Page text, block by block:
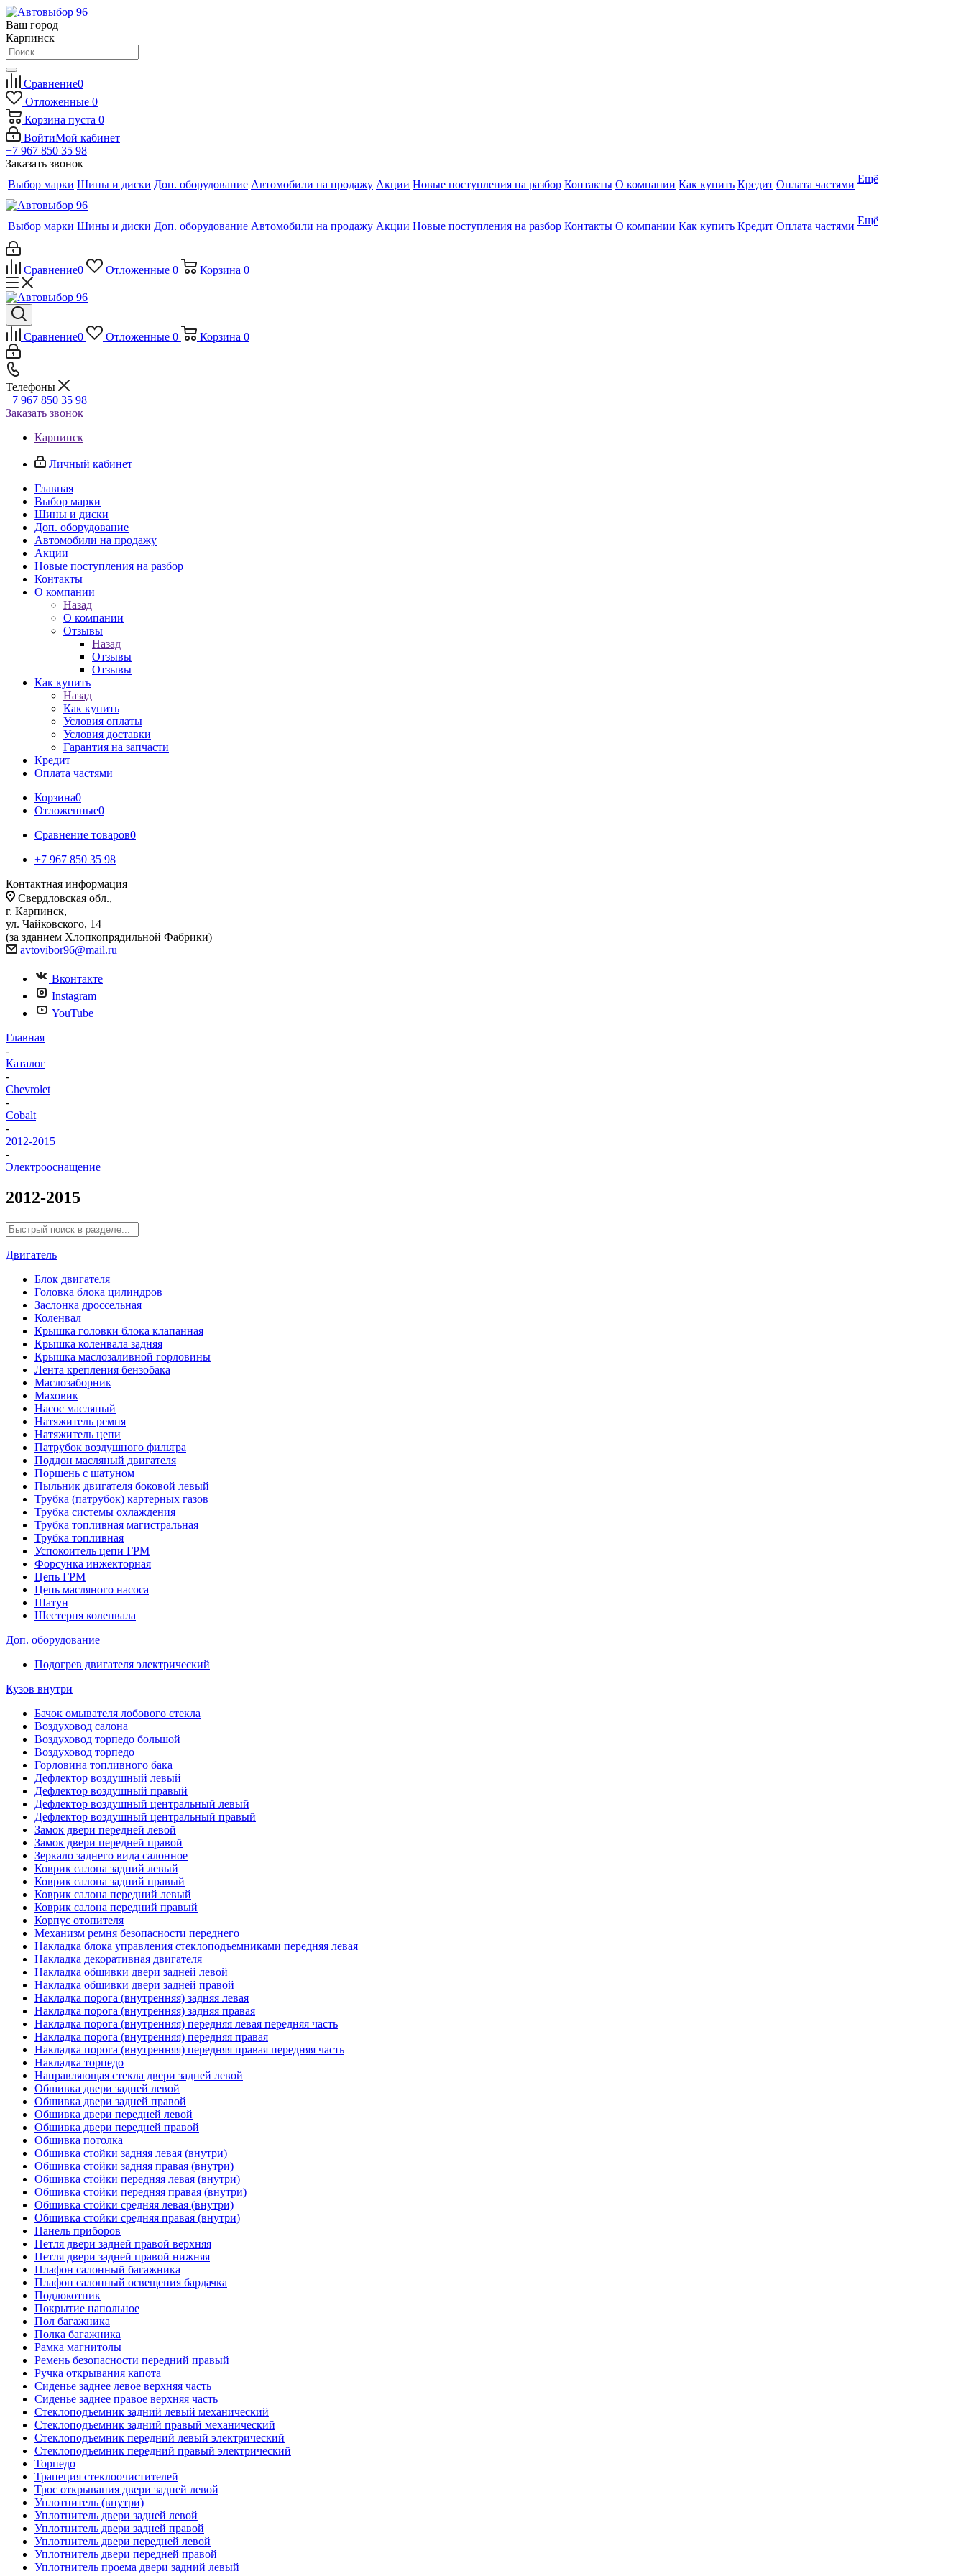
Ваш город
Карпинск
Сравнение0
Отложенные 0
Корзина пуста 0
ВойтиМой кабинет
+7 967 850 35 98
Заказать звонок
Выбор марки Шины и диски Доп. оборудование Автомобили на продажу Акции Новые поступления на разбор Контакты О компании Как купить Кредит Оплата частями Ещё
Выбор марки Шины и диски Доп. оборудование Автомобили на продажу Акции Новые поступления на разбор Контакты О компании Как купить Кредит Оплата частями Ещё
Сравнение0 Отложенные 0 Корзина 0
Сравнение0 Отложенные 0 Корзина 0
Телефоны
+7 967 850 35 98
Заказать звонок
Карпинск
Личный кабинет
Главная
Выбор марки
Шины и диски
Доп. оборудование
Автомобили на продажу
Акции
Новые поступления на разбор
Контакты
О компании
Назад
О компании
Отзывы
Назад
Отзывы
Отзывы
Как купить
Назад
Как купить
Условия оплаты
Условия доставки
Гарантия на запчасти
Кредит
Оплата частями
Корзина0
Отложенные0
Сравнение товаров0
+7 967 850 35 98
Контактная информация
Свердловская обл.,
г. Карпинск,
ул. Чайковского, 14
(за зданием Хлопкопрядильной Фабрики)
avtovibor96@mail.ru
Вконтакте
Instagram
YouTube
Главная
-
Каталог
-
Chevrolet
-
Cobalt
-
2012-2015
-
Электрооснащение
2012-2015
Двигатель
Блок двигателя
Головка блока цилиндров
Заслонка дроссельная
Коленвал
Крышка головки блока клапанная
Крышка коленвала задняя
Крышка маслозаливной горловины
Лента крепления бензобака
Маслозаборник
Маховик
Насос масляный
Натяжитель ремня
Натяжитель цепи
Патрубок воздушного фильтра
Поддон масляный двигателя
Поршень с шатуном
Пыльник двигателя боковой левый
Трубка (патрубок) картерных газов
Трубка системы охлаждения
Трубка топливная магистральная
Трубка топливная
Успокоитель цепи ГРМ
Форсунка инжекторная
Цепь ГРМ
Цепь масляного насоса
Шатун
Шестерня коленвала
Доп. оборудование
Подогрев двигателя электрический
Кузов внутри
Бачок омывателя лобового стекла
Воздуховод салона
Воздуховод торпедо большой
Воздуховод торпедо
Горловина топливного бака
Дефлектор воздушный левый
Дефлектор воздушный правый
Дефлектор воздушный центральный левый
Дефлектор воздушный центральный правый
Замок двери передней левой
Замок двери передней правой
Зеркало заднего вида салонное
Коврик салона задний левый
Коврик салона задний правый
Коврик салона передний левый
Коврик салона передний правый
Корпус отопителя
Механизм ремня безопасности переднего
Накладка блока управления стеклоподъемниками передняя левая
Накладка декоративная двигателя
Накладка обшивки двери задней левой
Накладка обшивки двери задней правой
Накладка порога (внутренняя) задняя левая
Накладка порога (внутренняя) задняя правая
Накладка порога (внутренняя) передняя левая передняя часть
Накладка порога (внутренняя) передняя правая
Накладка порога (внутренняя) передняя правая передняя часть
Накладка торпедо
Направляющая стекла двери задней левой
Обшивка двери задней левой
Обшивка двери задней правой
Обшивка двери передней левой
Обшивка двери передней правой
Обшивка потолка
Обшивка стойки задняя левая (внутри)
Обшивка стойки задняя правая (внутри)
Обшивка стойки передняя левая (внутри)
Обшивка стойки передняя правая (внутри)
Обшивка стойки средняя левая (внутри)
Обшивка стойки средняя правая (внутри)
Панель приборов
Петля двери задней правой верхняя
Петля двери задней правой нижняя
Плафон салонный багажника
Плафон салонный освещения бардачка
Подлокотник
Покрытие напольное
Пол багажника
Полка багажника
Рамка магнитолы
Ремень безопасности передний правый
Ручка открывания капота
Сиденье заднее левое верхняя часть
Сиденье заднее правое верхняя часть
Стеклоподъемник задний левый механический
Стеклоподъемник задний правый механический
Стеклоподъемник передний левый электрический
Стеклоподъемник передний правый электрический
Торпедо
Трапеция стеклоочистителей
Трос открывания двери задней левой
Уплотнитель (внутри)
Уплотнитель двери задней левой
Уплотнитель двери задней правой
Уплотнитель двери передней левой
Уплотнитель двери передней правой
Уплотнитель проема двери задний левый